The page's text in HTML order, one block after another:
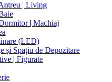
| Living
| Machiaj
(LED)
și Spațiu de Depozitare
| Figurate